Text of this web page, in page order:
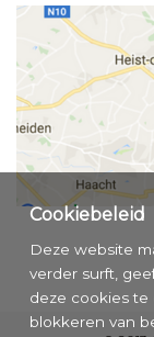
Cookiebeleid
Deze website
verder surft,
deze cookies te
blokkeren van